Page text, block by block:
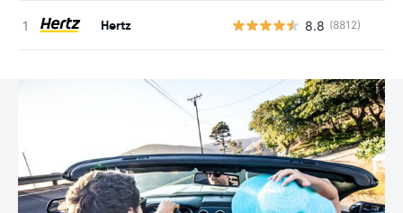
Hertz 8.8 (8812)